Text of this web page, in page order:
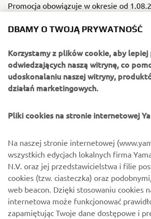
Promocja obowiązuje w okresie od
Promocja dotyczy wybranych modeli
zaburtowych, silników elektrycznych,
wodnych Yamaha. Szczegóły w
Regulamin promocji dostępny jesttutaj.
DBAMY O TWOJĄ PRYWATNOŚĆ
Korzystamy z plików cookie, aby lepiej
odwiedzających naszą witrynę, co
udoskonalaniu naszej witryny,
działań marketingowych.
Pliki cookies na stronie internetowej
Na naszej stronie internetowej
wszystkich edycjach lokalnych firma
N.V. oraz jej przedstawicielstwa i filie
cookies (tzw. ciasteczka) oraz
web beacon. Dzięki stosowaniu cookies
internetowa może funkcjonować
zapamiętując Twoje dane dostępowe i